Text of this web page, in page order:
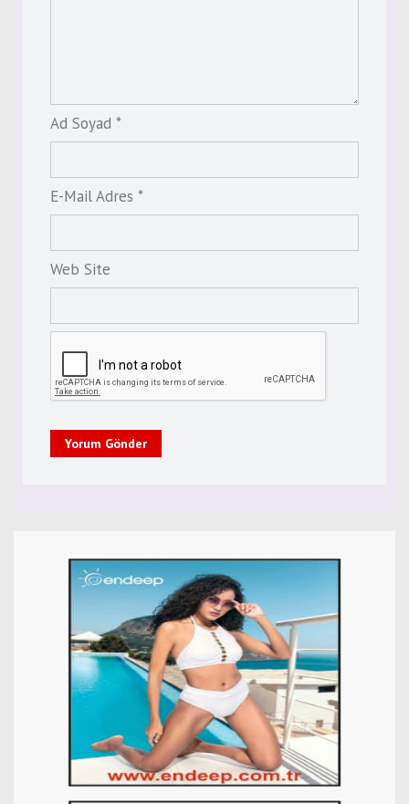
Ad Soyad *
E-Mail Adres *
Web Site
Yorum Gönder